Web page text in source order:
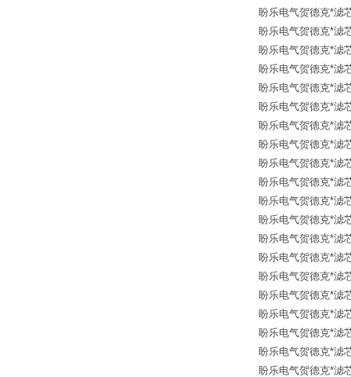
盼乐电气贺德克*滤
盼乐电气贺德克*滤
盼乐电气贺德克*滤
盼乐电气贺德克*滤
盼乐电气贺德克*滤
盼乐电气贺德克*滤
盼乐电气贺德克*滤
盼乐电气贺德克*滤
盼乐电气贺德克*滤
盼乐电气贺德克*滤
盼乐电气贺德克*滤
盼乐电气贺德克*滤
盼乐电气贺德克*滤
盼乐电气贺德克*滤
盼乐电气贺德克*滤
盼乐电气贺德克*滤
盼乐电气贺德克*滤
盼乐电气贺德克*滤
盼乐电气贺德克*滤
盼乐电气贺德克*滤